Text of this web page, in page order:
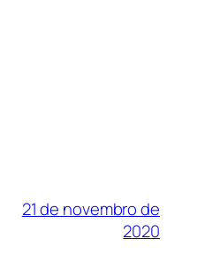
21 de novembro de
2020